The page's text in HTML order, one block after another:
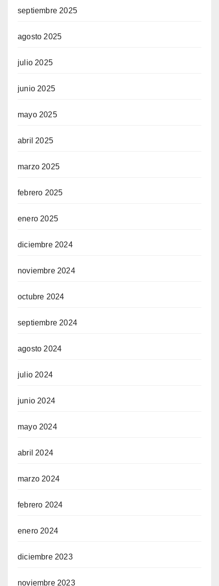
septiembre 2025
agosto 2025
julio 2025
junio 2025
mayo 2025
abril 2025
marzo 2025
febrero 2025
enero 2025
diciembre 2024
noviembre 2024
octubre 2024
septiembre 2024
agosto 2024
julio 2024
junio 2024
mayo 2024
abril 2024
marzo 2024
febrero 2024
enero 2024
diciembre 2023
noviembre 2023